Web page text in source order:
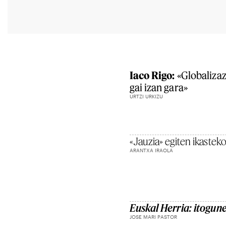
Iaco Rigo:
gai izan gara»
URTZI URKIZU
«Jauzia» egiten
ARANTXA IRAOLA
Euskal Herria:
JOSE MARI PASTOR